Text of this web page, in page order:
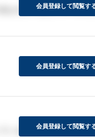
ますか？また、メールで
会員登録して閲覧す
会員登録して閲覧す
いました！会員登録して閲覧す